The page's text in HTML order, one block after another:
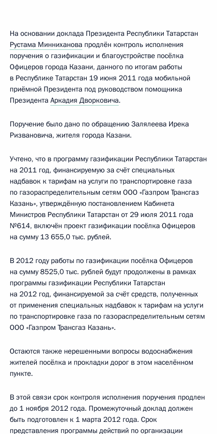
На основании доклада Президента Республики Татарстан
Рустама Минниханова продлён контроль исполнения
поручения о газификации и благоустройстве посёлка
Офицеров города Казани, данного по итогам работы
в Республике Татарстан 19 июня 2011 года мобильной
приёмной Президента под руководством помощника
Президента Аркадия Дворковича.
Поручение было дано по обращению Залялеева Ирека
Ризвановича, жителя города Казани.
Учтено, что в программу газификации Республики Татарстан
на 2011 год, финансируемую за счёт специальных
надбавок к тарифам на услуги по транспортировке газа
по газораспределительным сетям ООО «Газпром Трансгаз
Казань», утверждённую постановлением Кабинета
Министров Республики Татарстан от 29 июля 2011 года
№614, включён проект газификации посёлка Офицеров
на сумму 13 655,0 тыс. рублей.
В 2012 году работы по газификации посёлка Офицеров
на сумму 8525,0 тыс. рублей будут продолжены в рамках
программы газификации Республики Татарстан
на 2012 год, финансируемой за счёт средств, полученных
от применения специальных надбавок к тарифам на услуги
по транспортировке газа по газораспределительным сетям
ООО «Газпром Трансгаз Казань».
Остаются также нерешенными вопросы водоснабжения
жителей посёлка и прокладки дорог в этом населённом
пункте.
В этой связи срок контроля исполнения поручения продлен
до 1 ноября 2012 года. Промежуточный доклад должен
быть подготовлен к 1 марта 2012 года. Срок
представления программы действий по организации